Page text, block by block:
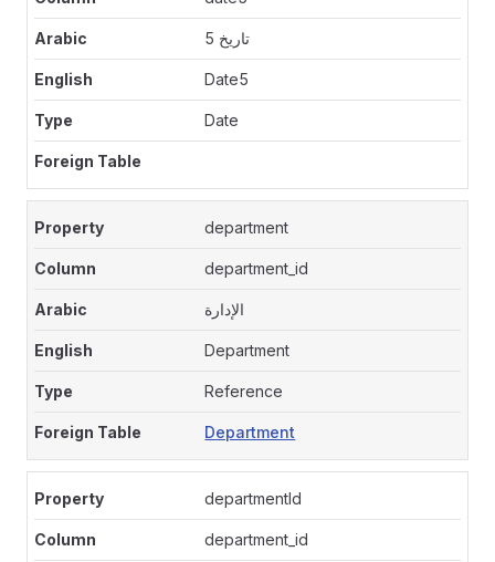
تاريخ 5
Date5
Date
department
department_id
الإدارة
Department
Reference
Department
departmentId
department_id